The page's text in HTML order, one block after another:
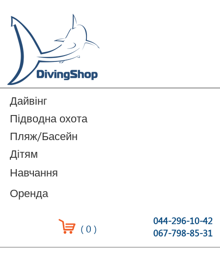
Дайвінг
Підводна охота
Пляж/Басейн
Дітям
Навчання
Оренда
(0 )
044-296-10-42
067-798-85-31